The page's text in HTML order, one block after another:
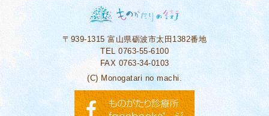
〒939-1315富山県砺波市太田1382番地
TEL 0763-55-6100
FAX 0763-34-0103
(C) Monogatari no machi.